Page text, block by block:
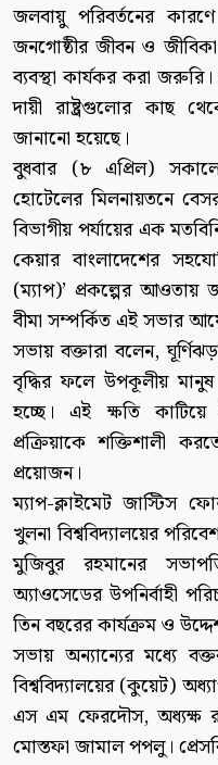
জলবায়ু পরিবর্তনের
জনগোষ্ঠীর জীবন ও জীবিকা
ব্যবস্থা কার্যকর করা
দায়ী রাষ্ট্রগুলোর কাছ
জানানো হয়েছে।
বুধবার (৮ এপ্রিল)
হোটেলের মিলনায়তনে
বিভাগীয় পর্যায়ের এক
কেয়ার বাংলাদেশের
(ম্যাপ)’ প্রকল্পের আওতায়
বীমা সম্পর্কিত এই সভার
সভায় বক্তারা বলেন,
বৃদ্ধির ফলে উপকূলীয় মানুষ
হচ্ছে। এই ক্ষতি
প্রক্রিয়াকে শক্তিশালী
প্রয়োজন।
ম্যাপ-ক্লাইমেট জাস্টিস
খুলনা বিশ্ববিদ্যালয়ের
মুজিবুর রহমানের
অ্যাওসেডের উপনির্বাহী
তিন বছরের কার্যক্রম ও
সভায় অন্যান্যের মধ্যে
বিশ্ববিদ্যালয়ের (কুয়েট)
এস এম ফেরদৌস, অধ্যক্ষ
মোস্তফা জামাল পপলু।